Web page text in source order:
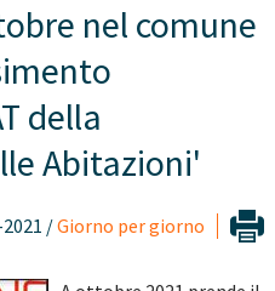
nel comune
della
Abitazioni'
/Giorno per giorno